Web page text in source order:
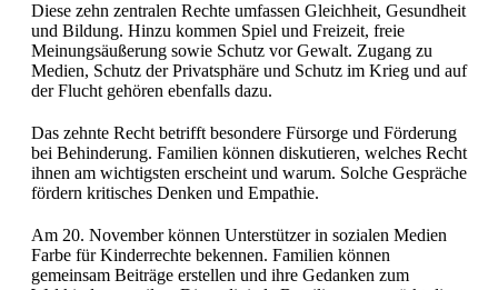
Diese zehn zentralen Rechte umfassen Gleichheit, Gesundheit
und Bildung. Hinzu kommen Spiel und Freizeit, freie
Meinungsäußerung sowie Schutz vor Gewalt. Zugang zu
Medien, Schutz der Privatsphäre und Schutz im Krieg und auf
der Flucht gehören ebenfalls dazu.
Das zehnte Recht betrifft besondere Fürsorge und Förderung
bei Behinderung. Familien können diskutieren, welches Recht
ihnen am wichtigsten erscheint und warum. Solche Gespräche
fördern kritisches Denken und Empathie.
Am 20. November können Unterstützer in sozialen Medien
Farbe für Kinderrechte bekennen. Familien können
gemeinsam Beiträge erstellen und ihre Gedanken zum